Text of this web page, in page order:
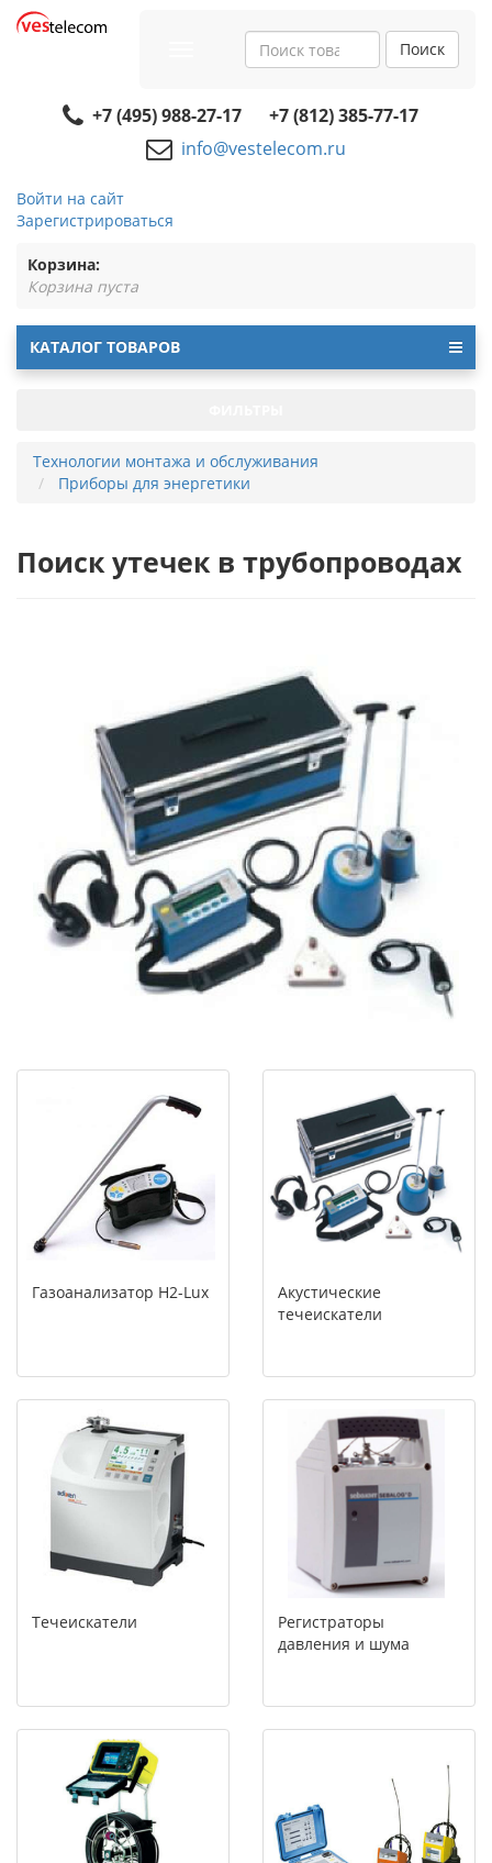
navigation
Поиск
+7 (495) 988-27-17
+7 (812) 385-77-17
info@vestelecom.ru
Войти на сайт
Зарегистрироваться
Корзина:
Корзина пуста
КАТАЛОГ ТОВАРОВ
Технологии монтажа и обслуживания
Приборы для энергетики
Поиск утечек в трубопроводах
Газоанализатор H2-Lux
Акустические
течеискатели
Течеискатели
Регистраторы
давления и шума